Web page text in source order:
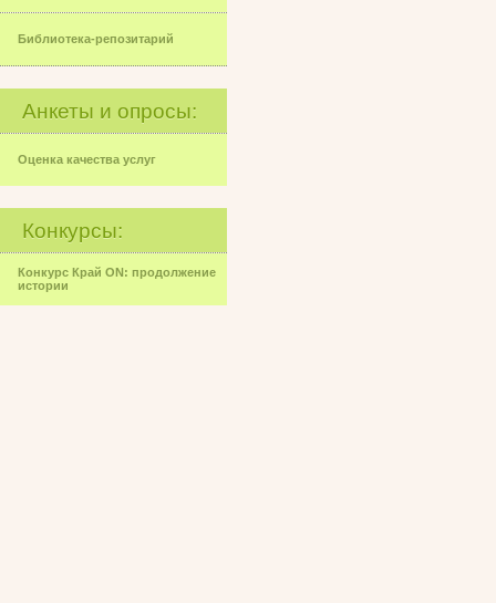
Библиотека-репозитарий
Анкеты и опросы:
Оценка качества услуг
Конкурсы:
Конкурс Край ON: продолжение
истории